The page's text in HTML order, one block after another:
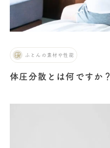
ふとんの素材や性能
体圧分散とは何ですか？